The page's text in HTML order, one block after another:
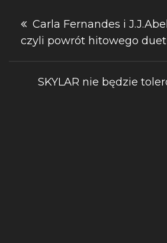
Nawigacja
wpisu
Carla Fernandes i
czyli powrót hitowego
SKYLAR nie będzie